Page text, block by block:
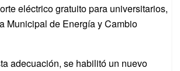
eléctrico gratuito para universitarios,
Municipal de Energía y Cambio
adecuación, se habilitó un nuevo